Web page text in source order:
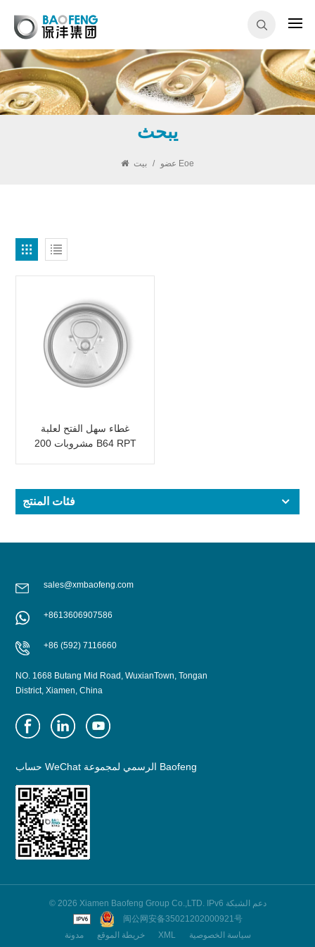
يبحث
/ عضو Eoe
غطاء سهل الفتح لعلبة
مشروبات 200 B64 RPT
فئات المنتج
sales@xmbaofeng.com
+8613606907586
+86 (592) 7116660
NO. 1668 Butang Mid Road, WuxianTown, Tongan
District, Xiamen, China
حساب WeChat الرسمي لمجموعة Baofeng
© 2026 Xiamen Baofeng Group Co.,LTD. IPv6 دعم الشبكة
闽公网安备35021202000921号
مدونة
خريطة الموقع XML سياسة الخصوصية